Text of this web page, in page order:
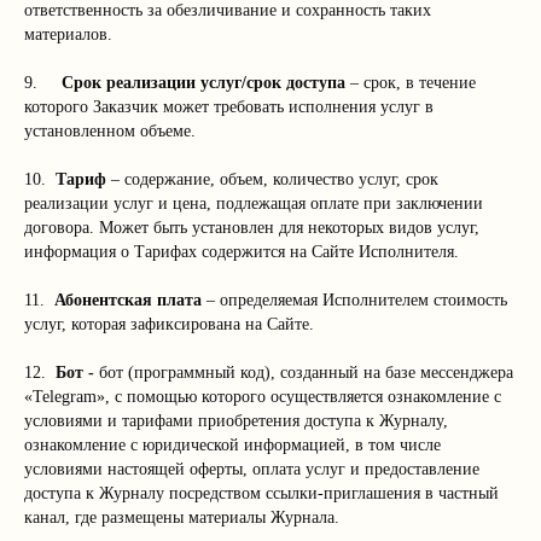
ответственность за обезличивание и сохранность таких
материалов.
9. Срок реализации услуг/срок доступа – срок, в течение
которого Заказчик может требовать исполнения услуг в
установленном объеме.
10. Тариф – содержание, объем, количество услуг, срок
реализации услуг и цена, подлежащая оплате при заключении
договора. Может быть установлен для некоторых видов услуг,
информация о Тарифах содержится на Сайте Исполнителя.
11. Абонентская плата – определяемая Исполнителем стоимость
услуг, которая зафиксирована на Сайте.
12. Бот - бот (программный код), созданный на базе мессенджера
«Telegram», с помощью которого осуществляется ознакомление с
условиями и тарифами приобретения доступа к Журналу,
ознакомление с юридической информацией, в том числе
условиями настоящей оферты, оплата услуг и предоставление
доступа к Журналу посредством ссылки-приглашения в частный
канал, где размещены материалы Журнала.